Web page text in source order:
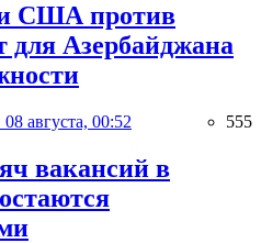
США против
для Азербайджана
08 августа, 00:52 555
вакансий в